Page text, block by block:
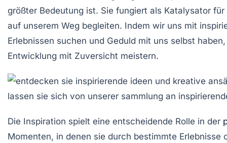
größter Bedeutung ist. Sie fungiert als Katalysator
auf unserem Weg begleiten. Indem wir uns mit
Erlebnissen suchen und Geduld mit uns selbst
Entwicklung mit Zuversicht meistern.
Die Inspiration spielt eine entscheidende Rolle in der
Momenten, in denen sie durch bestimmte